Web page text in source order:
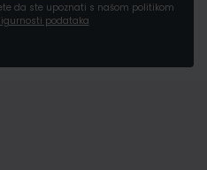
da ste upoznati s našom politikom
podataka